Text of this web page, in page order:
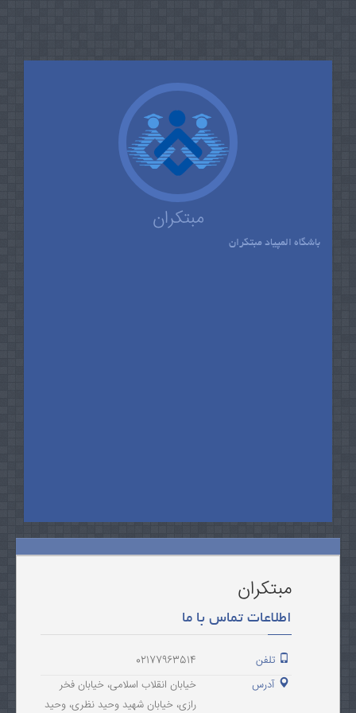
مبتکران
باشگاه المپیاد مبتکران
مبتکران
اطلاعات تماس با ما
تلفن
02177963514
آدرس
خیابان انقلاب اسلامی، خیابان فخر
رازی، خیابان شهید وحید نظری، وحید